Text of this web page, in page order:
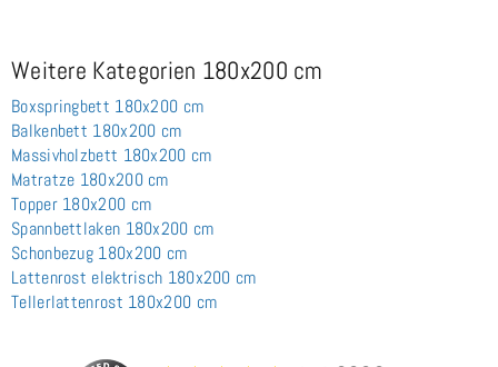
Weitere Kategorien 180x200 cm
Boxspringbett 180x200 cm
Balkenbett 180x200 cm
Massivholzbett 180x200 cm
Matratze 180x200 cm
Topper 180x200 cm
Spannbettlaken 180x200 cm
Schonbezug 180x200 cm
Lattenrost elektrisch 180x200 cm
Tellerlattenrost 180x200 cm